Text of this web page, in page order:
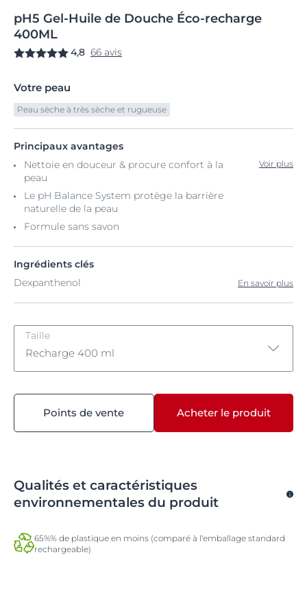
pH5 Gel-Huile de Douche Éco-recharge
400ML
4,8 66 avis
Votre peau
Peau sèche à très sèche et rugueuse
Principaux avantages
Nettoie en douceur & procure confort à la
peau
Le pH Balance System protège la barrière
naturelle de la peau
Formule sans savon
Voir plus
Ingrédients clés
Dexpanthenol
En savoir plus
Taille
Recharge 400 ml
400 mlPoints de vente Acheter le produit
Qualités et caractéristiques
environnementales du produit
65%% de plastique en moins (comparé à l'emballage standard
rechargeable)